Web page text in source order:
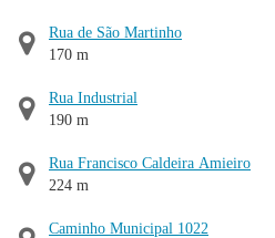
Rua de São Martinho
170 m
Rua Industrial
190 m
Rua Francisco Caldeira Amieiro
224 m
Caminho Municipal 1022